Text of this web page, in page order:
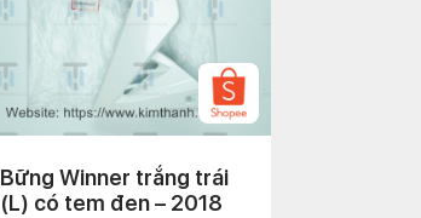
Bững Winner trắng trái
(L) có tem đen – 2018